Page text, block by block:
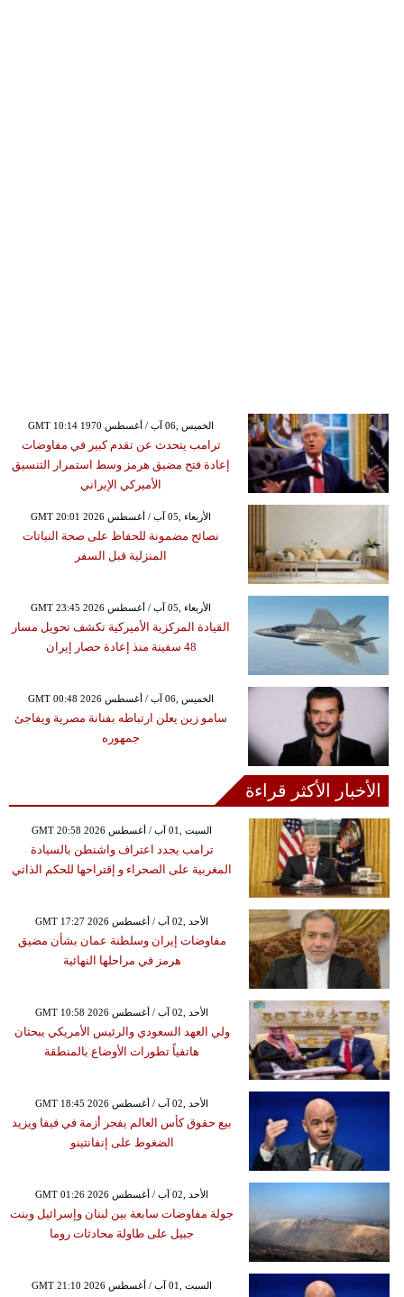
GMT 10:14 1970 الخميس ,06 آب / أغسطس
ترامب يتحدث عن تقدم كبير في مفاوضات
إعادة فتح مضيق هرمز وسط استمرار التنسيق
الأميركي الإيراني
GMT 20:01 2026 الأربعاء ,05 آب / أغسطس
نصائح مضمونة للحفاظ على صحة النباتات
المنزلية قبل السفر
GMT 23:45 2026 الأربعاء ,05 آب / أغسطس
القيادة المركزية الأميركية تكشف تحويل مسار
48 سفينة منذ إعادة حصار إيران
GMT 00:48 2026 الخميس ,06 آب / أغسطس
سامو زين يعلن ارتباطه بفنانة مصرية ويفاجئ
جمهوره
الأخبار الأكثر قراءة
GMT 20:58 2026 السبت ,01 آب / أغسطس
ترامب يجدد اعتراف واشنطن بالسيادة
المغربية على الصحراء و إقتراحها للحكم الذاتي
GMT 17:27 2026 الأحد ,02 آب / أغسطس
مفاوضات إيران وسلطنة عمان بشأن مضيق
هرمز في مراحلها النهائية
GMT 10:58 2026 الأحد ,02 آب / أغسطس
ولي العهد السعودي والرئيس الأمريكي يبحثان
هاتفياً تطورات الأوضاع بالمنطقة
GMT 18:45 2026 الأحد ,02 آب / أغسطس
بيع حقوق كأس العالم يفجر أزمة في فيفا ويزيد
الضغوط على إنفانتينو
GMT 01:26 2026 الأحد ,02 آب / أغسطس
جولة مفاوضات سابعة بين لبنان وإسرائيل وبنت
جبيل على طاولة محادثات روما
GMT 21:10 2026 السبت ,01 آب / أغسطس